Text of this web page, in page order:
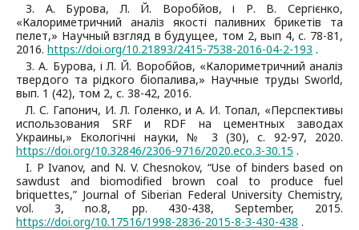
З. А. Бурова, Л. Й. Воробйов, і Р. В. Сергієнко,
«Калориметричний аналіз якості паливних брикетів та
пелет,» Научный взгляд в будущее, том 2, вып 4, с. 78-81,
2016. https://doi.org/10.21893/2415-7538-2016-04-2-193 .
З. А. Бурова, і Л. Й. Воробйов, «Калориметричний аналіз
твердого та рідкого біопалива,» Научные труды Sworld,
вып. 1 (42), том 2, с. 38-42, 2016.
Л. С. Гапонич, И. Л. Голенко, и А. И. Топал, «Перспективы
использования SRF и RDF на цементных заводах
Украины,» Екологічні науки, № 3 (30), с. 92-97, 2020.
https://doi.org/10.32846/2306-9716/2020.eco.3-30.15 .
I. P Ivanov, and N. V. Chesnokov, “Use of binders based on
sawdust and biomodified brown coal to produce fuel
briquettes,” Journal of Siberian Federal University Chemistry,
vol. 3, no.8, pp. 430-438, September, 2015.
https://doi.org/10.17516/1998-2836-2015-8-3-430-438 .